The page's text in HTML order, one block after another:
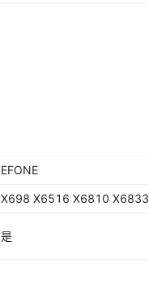
EFONE
X698 X6516 X6810 X6833
是